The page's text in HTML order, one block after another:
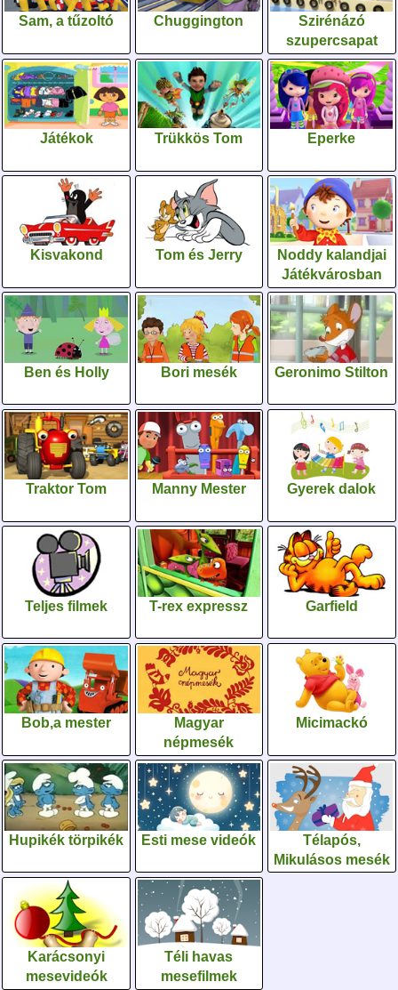
Sam, a tűzoltó Chuggington
Szirénázó
szupercsapat
Játékok Trükkös Tom Eperke
Kisvakond Tom és Jerry
Noddy kalandjai
Játékvárosban
Ben és Holly Bori mesék Geronimo Stilton
Traktor Tom Manny Mester Gyerek dalok
Teljes filmek T-rex expressz Garfield
Bob,a mester
Magyar
népmesék
Micimackó
Hupikék törpikék Esti mese videók
Télapós,
Mikulásos mesék
Karácsonyi
mesevideók
Téli havas
mesefilmek